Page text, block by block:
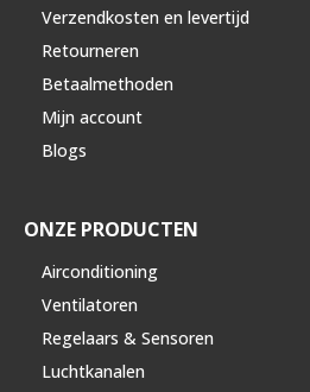
Verzendkosten en levertijd
Retourneren
Betaalmethoden
Mijn account
Blogs
ONZE PRODUCTEN
Airconditioning
Ventilatoren
Regelaars & Sensoren
Luchtkanalen